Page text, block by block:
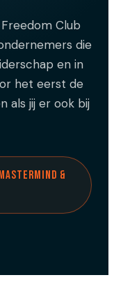
Club
die
en in
het eerst de
als jij er ook bij
&